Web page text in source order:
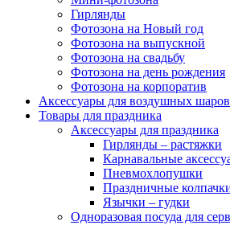
Гирлянды
Фотозона на Новый год
Фотозона на выпускной
Фотозона на свадьбу
Фотозона на день рождения
Фотозона на корпоратив
Аксессуары для воздушных шаров
Товары для праздника
Аксессуары для праздника
Гирлянды – растяжки
Карнавальные
Пневмохлопушки
Праздничные
Язычки – гудки
Одноразовая посуда для